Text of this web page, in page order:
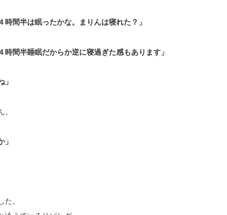
間半は眠ったかな。まりんは寝れた？」
間半睡眠だからか逆に寝過ぎた感もあります」
。